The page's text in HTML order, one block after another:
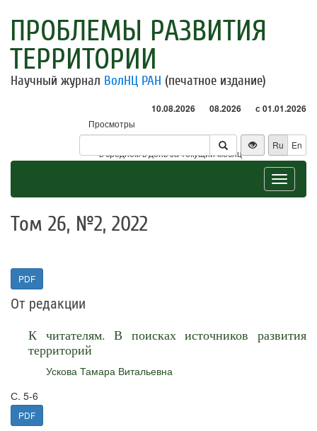
ПРОБЛЕМЫ РАЗВИТИЯ
ТЕРРИТОРИИ
Научный журнал ВолНЦ РАН (печатное издание)
10.08.2026 08.2026 с 01.01.2026
Просмотры
Посетители
* - в среднем в день за текущий месяц
Ru En
Toggle
Том 26, №2, 2022
PDF
От редакции
К читателям. В поисках источников развития
территорий
Ускова Тамара Витальевна
С. 5-6
PDF